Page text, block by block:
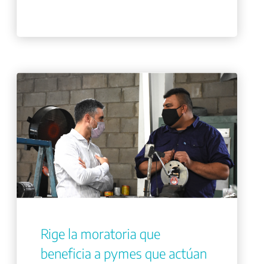
Rige la moratoria que
beneficia a pymes que actúan